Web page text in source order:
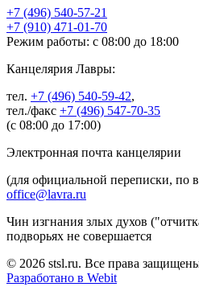
+7 (496) 540-57-21
+7 (910) 471-01-70
Режим работы: с 08:00 до 18:00
Канцелярия Лавры:
тел. +7 (496) 540-59-42,
тел./факс +7 (496) 547-70-35
(с 08:00 до 17:00)
Электронная почта канцелярии
(для официальной переписки, по
office@lavra.ru
Чин изгнания злых духов
подворьях не совершается
© 2026 stsl.ru. Все права
Разработано в Webit